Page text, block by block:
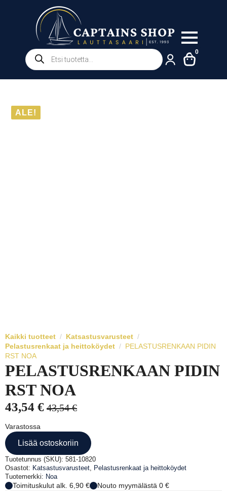
Products
search
0
ALE!
Kaikki tuotteet
Katsastusvarusteet
Pelastusrenkaat ja heittoköydet
PELASTUSRENKAAN PIDIN
RST NOA
PELASTUSRENKAAN PIDIN
RST NOA
43,54€
Alkuperäinen
hinta
oli:
43,54 €.
43,54 €
Nykyinen
hinta
on:
43,54 €.
Varastossa
Lisää ostoskoriin
Tuotetunnus (SKU): 581-10820
Osastot: Katsastusvarusteet, Pelastusrenkaat ja heittoköydet
Tuotemerkki: Noa
Toimituskulut alk. 6,90 € Nouto myymälästä 0 €